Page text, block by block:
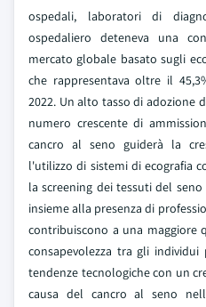
ospedali, laboratori di
ospedaliero deteneva una
mercato globale basato sugli
che rappresentava oltre il
2022. Un alto tasso di adozione
numero crescente di
cancro al seno guiderà la
l'utilizzo di sistemi di ecografia
la screening dei tessuti del
insieme alla presenza di
contribuiscono a una maggiore
consapevolezza tra gli
tendenze tecnologiche con un
causa del cancro al seno